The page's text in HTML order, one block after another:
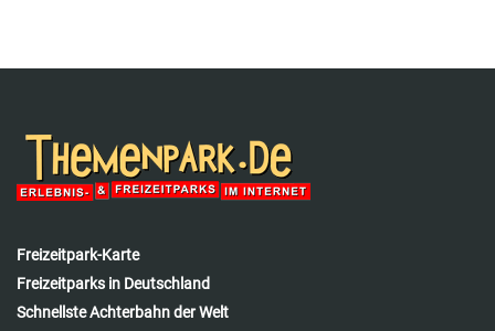
Freizeitpark-Karte
Freizeitparks in Deutschland
Schnellste Achterbahn der Welt